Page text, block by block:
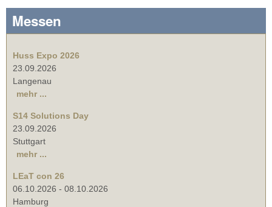
Messen
Huss Expo 2026
23.09.2026
Langenau
mehr ...
S14 Solutions Day
23.09.2026
Stuttgart
mehr ...
LEaT con 26
06.10.2026 - 08.10.2026
Hamburg